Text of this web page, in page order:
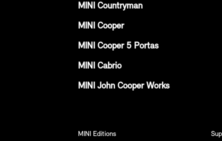
MINI Countryman
MINI Cooper
MINI Cooper 5 Portas
MINI Cabrio
MINI John Cooper Works
MINI Editions